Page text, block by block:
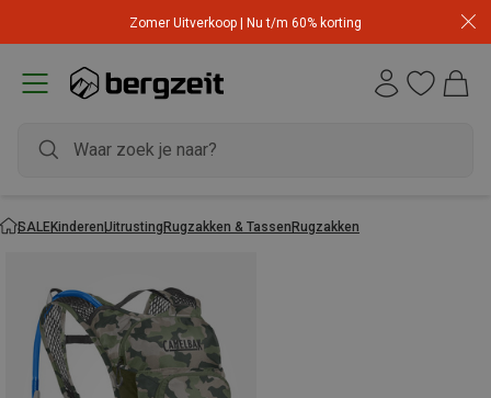
Zomer Uitverkoop | Nu t/m 60% korting
SALEKinderenUitrustingRugzakken & TassenRugzakken